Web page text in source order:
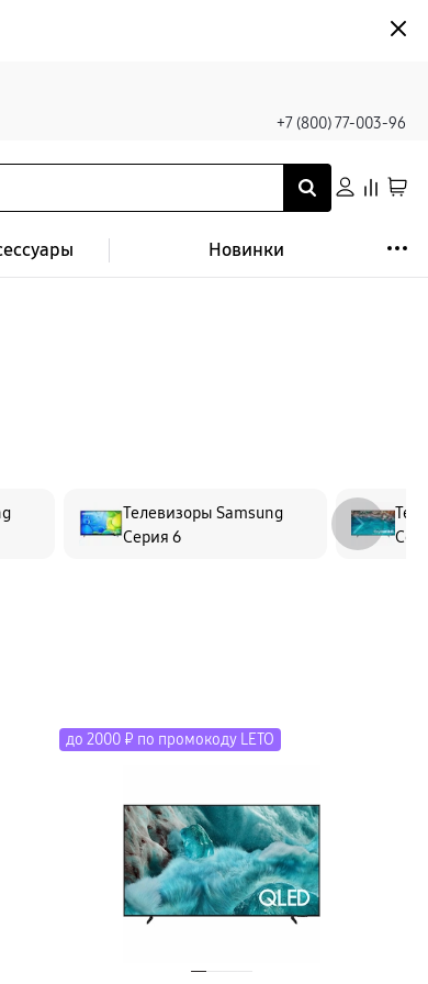
+7 (800) 77-003-96
Новинки
Телевизоры Samsung
Серия 6
до 2000 ₽ по промокоду LETO